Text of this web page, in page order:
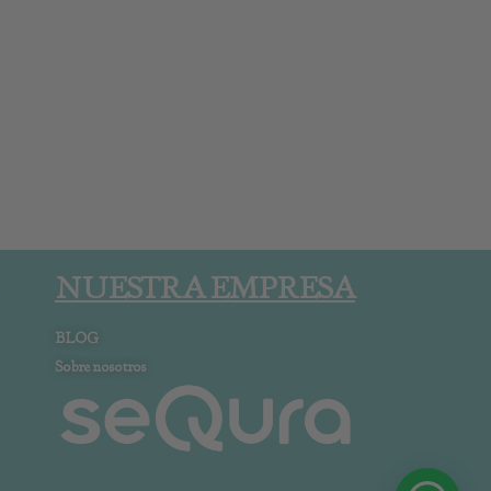
NUESTRA EMPRESA
BLOG
Sobre nosotros